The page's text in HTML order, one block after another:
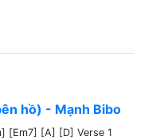
hồ) - Mạnh Bibo
[Em7] [A] [D] Verse 1